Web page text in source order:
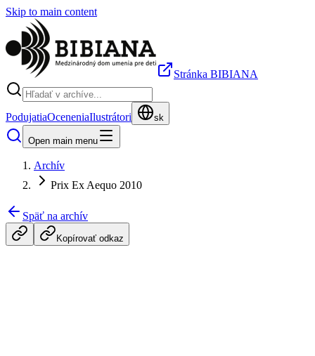
Skip to main content
Stránka BIBIANA
PodujatiaOceneniaIlustrátori sk
Open main menu
Archív
Prix Ex Aequo 2010
Späť na archív
Kopírovať odkaz